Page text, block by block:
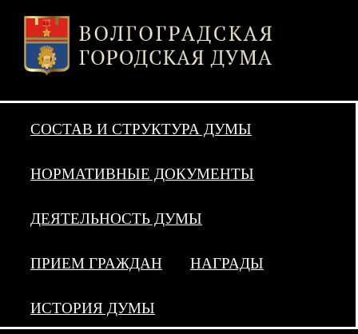
СОСТАВ И СТРУКТУРА ДУМЫ
НОРМАТИВНЫЕ ДОКУМЕНТЫ
ДЕЯТЕЛЬНОСТЬ ДУМЫ
ПРИЕМ ГРАЖДАН НАГРАДЫ
ИСТОРИЯ ДУМЫ